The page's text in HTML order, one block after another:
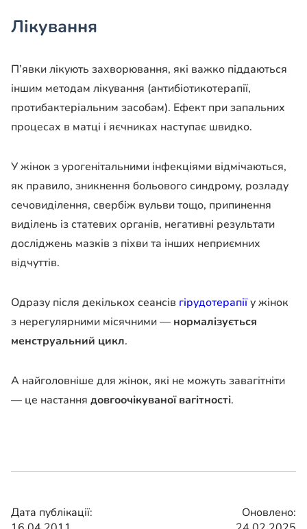
Лікування
П’явки лікують захворювання, які важко піддаються
іншим методам лікування (антибіотикотерапії,
протибактеріальним засобам). Ефект при запальних
процесах в матці і яєчниках наступає швидко.
У жінок з урогенітальними інфекціями відмічаються,
як правило, зникнення больового синдрому, розладу
сечовиділення, свербіж вульви тощо, припинення
виділень із статевих органів, негативні результати
досліджень мазків з піхви та інших неприємних
відчуттів.
Одразу після декількох сеансів гірудотерапіїу жінок
з нерегулярними місячними — нормалізується
менструальний цикл.
А найголовніше для жінок, які не можуть завагітніти
— це настання довгоочікуваної вагітності.
Дата публікації:
Оновлено: